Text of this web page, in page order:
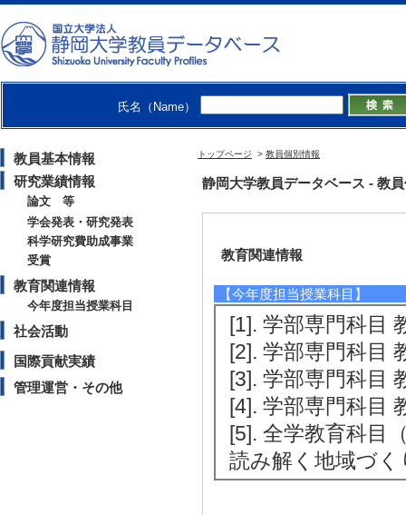
氏名（Name）
教員基本情報
研究業績情報
論文 等
学会発表・研究発表
科学研究費助成事業
受賞
教育関連情報
今年度担当授業科目
社会活動
国際貢献実績
管理運営・その他
トップページ > 教員個別情報
静岡大学教員データベース - 教
[1]. フルブライト
[授与機関]
[2]. PhDプロフェ
学院） （2013年6
教育関連情報
【今年度担当授業科目】
[1]. 学部専門科目
[2]. 学部専門科目
[3]. 学部専門科目
[4]. 学部専門科目
[5]. 全学教育科目
読み解く地域づ